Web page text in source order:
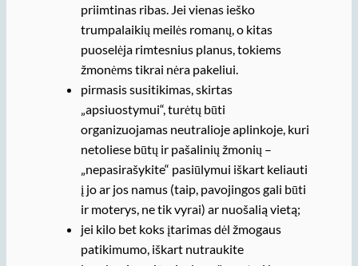
priimtinas ribas. Jei vienas ieško
trumpalaikių meilės romanų, o kitas
puoselėja rimtesnius planus, tokiems
žmonėms tikrai nėra pakeliui.
pirmasis susitikimas, skirtas
„apsiuostymui“, turėtų būti
organizuojamas neutralioje aplinkoje, kuri
netoliese būtų ir pašalinių žmonių –
„nepasirašykite“ pasiūlymui iškart keliauti
į jo ar jos namus (taip, pavojingos gali būti
ir moterys, ne tik vyrai) ar nuošalią vietą;
jei kilo bet koks įtarimas dėl žmogaus
patikimumo, iškart nutraukite